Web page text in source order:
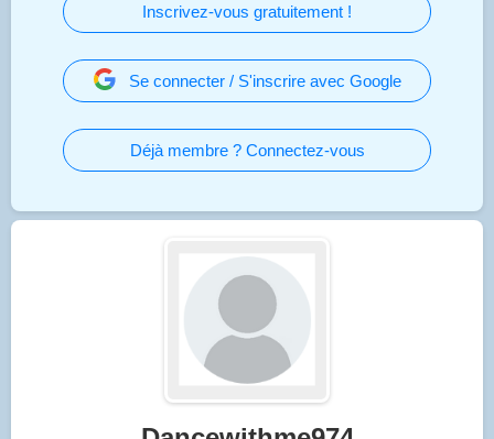
Inscrivez-vous gratuitement !
Se connecter / S'inscrire avec Google
Déjà membre ? Connectez-vous